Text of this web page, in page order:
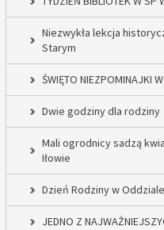
Niezwykła lekcja
Starym
ŚWIĘTO NIEZPOMINAJKI
Dwie godziny dla rodziny
Mali ogrodnicy sadzą
Iłowie
Dzień Rodziny w
JEDNO Z